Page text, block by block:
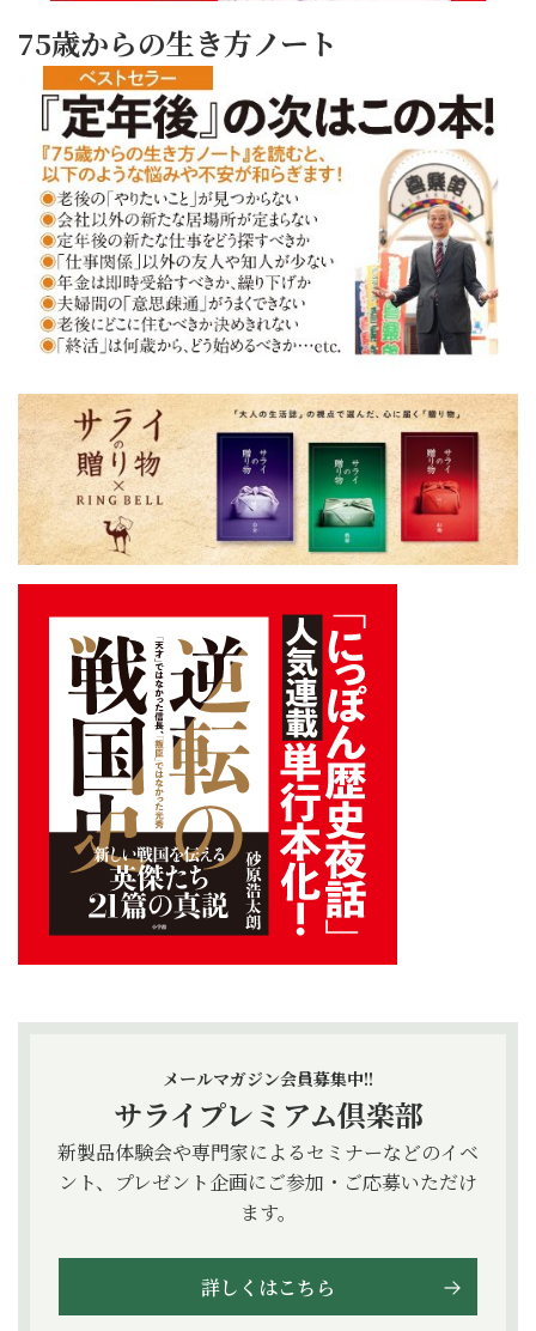
75歳からの生き方ノート
メールマガジン会員募集中!!
サライプレミアム倶楽部
新製品体験会や専門家によるセミナーなどのイベ
ント、プレゼント企画にご参加・ご応募いただけ
ます。
詳しくはこちら